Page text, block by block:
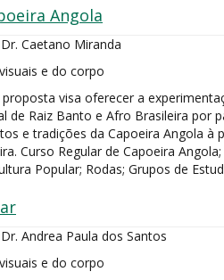
Angola
Caetano Miranda
e do corpo
proposta visa oferecer a
de Raiz Banto e Afro Brasileira por
e tradições da Capoeira Angola à
Curso Regular de Capoeira
Popular; Rodas; Grupos de
Andrea Paula dos Santos
e do corpo